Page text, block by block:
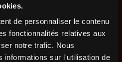
de personnaliser le contenu
fonctionnalités relatives aux
notre trafic. Nous
informations sur l'utilisation de